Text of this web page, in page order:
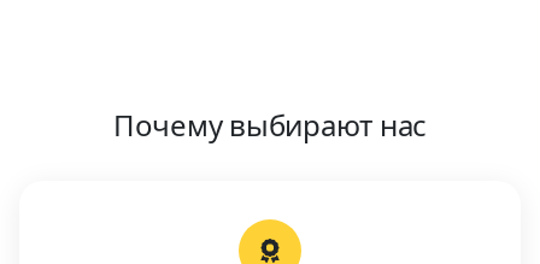
Почему выбирают нас